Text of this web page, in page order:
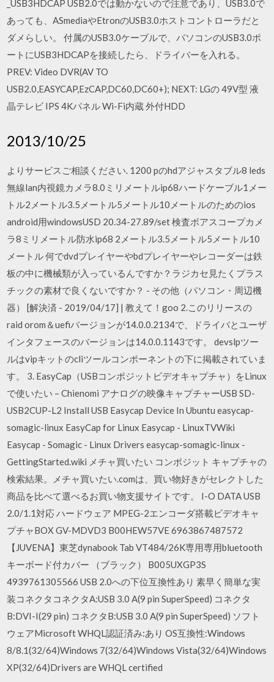
_USB3HDCAP USB2.0では動かないので注意であり、USB3.0で
あっても、ASmediaやEtronのUSB3.0ホストコントローラだと
ダメらしい。 付属のUSB3.0ケーブルで、パソコンのUSB3.0ポ
ートにUSB3HDCAPを接続したら、ドライバーを入れる。
PREV: Video DVR(AV TO
USB2.0,EASYCAP,EzCAP,DC60,DC60+); NEXT: LGの 49V型 液
晶テレビ IPS 4Kパネル Wi-Fi内蔵 外付HDD
2013/10/25
よりサービスご相談ください. 1200 pのhdアジャスタブル8 leds
無線lan内視鏡カメラ8.0ミリメートルip68ハードケーブル1メー
トル2メートル3.5メートル5メートル10メートルのためのios
android用windowsUSD 20.34-27.89/set 検査ボアスコープカメ
ラ8ミリメートル防水ip68 2メートル3.5メートル5メートル10
メートル 何でdvdプレイヤーやbdプレイヤーやレコーダーは鉄
板の中に機械類が入っているんですか？ラジカセ見たくプラス
チックの素材で良くないですか？ - その他（パソコン・周辺機
器） [解決済 - 2019/04/17] | 教えて！goo 2.このリリースの
raid orom＆uefiバージョンが14.0.0.2134で、ドライバとユーザ
インタフェースのバージョンは14.0.0.1143です。 devslpツー
ルはvipキットのcliツールコンポーネントの下に掲載されていま
す。 3. EasyCap（USBコンポジットビデオキャプチャ）をLinux
で使いたい – Chienomi アナログの映像キャプチャーUSB SD-
USB2CUP-L2 Install USB Easycap Device In Ubuntu easycap-
somagic-linux EasyCap for Linux Easycap - LinuxTVWiki
Easycap - Somagic - Linux Drivers easycap-somagic-linux -
GettingStarted.wiki メチャ買いたい コンポジット キャプチャの
検索結果。メチャ買いたい.comは、買い物好きがセレクトした
商品を比べて選べるお買い物支援サイトです。 I-O DATA USB
2.0/1.1対応 ハードウェア MPEG-2エンコーダ搭載ビデオキャ
プチャBOX GV-MDVD3 B00HEW57VE 6963867487572
【JUVENA】東芝dynabook Tab VT484/26K専用専用bluetooth
キーボード付カバー （ブラック） B005UXGP3S
4939761305566 USB 2.0への下位互換性あり 素早く簡単な実
装コネクタコネクタA:USB 3.0 A(9 pin SuperSpeed) コネクタ
B:DVI-I(29 pin) コネクタB:USB 3.0 A(9 pin SuperSpeed) ソフト
ウェアMicrosoft WHQL認証済み:あり OS互換性:Windows
8/8.1(32/64)Windows 7(32/64)Windows Vista(32/64)Windows
XP(32/64)Drivers are WHQL certified